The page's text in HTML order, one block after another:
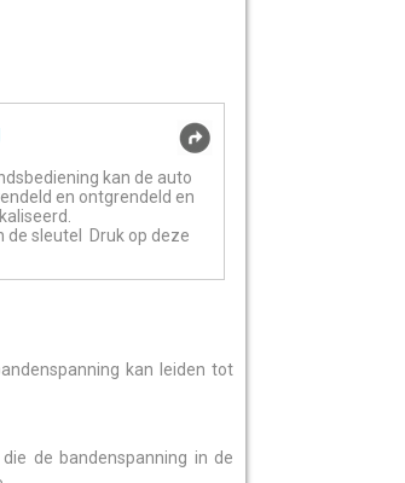
kan de auto
en ontgrendeld en
de sleutel Druk op deze
kan leiden tot
de bandenspanning in de